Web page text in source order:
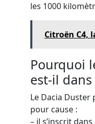
les 1000
Citroën C4,
Pourquoi
est-il
Le Dacia
pour cause :
– il s’inscrit